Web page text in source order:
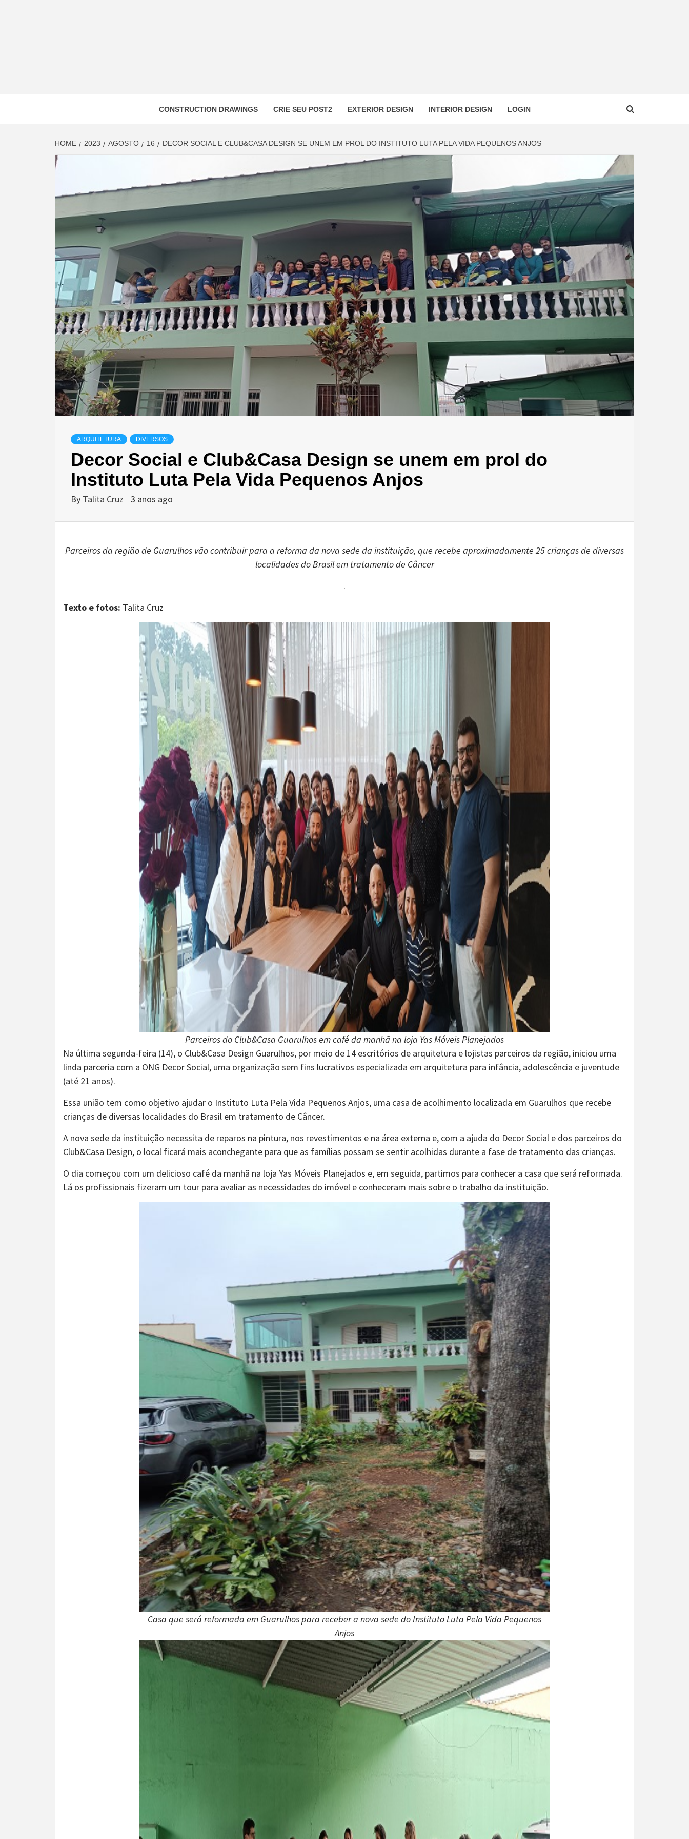
CONSTRUCTION DRAWINGS CRIE SEU POST2 EXTERIOR DESIGN INTERIOR DESIGN LOGIN
HOME 2023 AGOSTO 16 DECOR SOCIAL E CLUB&CASA DESIGN SE UNEM EM PROL DO INSTITUTO LUTA PELA VIDA PEQUENOS ANJOS
ARQUITETURA DIVERSOS
Decor Social e Club&Casa Design se unem em prol do
Instituto Luta Pela Vida Pequenos Anjos
By Talita Cruz 3 anos ago
Parceiros da região de Guarulhos vão contribuir para a reforma da nova sede da instituição, que recebe aproximadamente 25 crianças de diversas
localidades do Brasil em tratamento de Câncer
.
Texto e fotos: Talita Cruz
Parceiros do Club&Casa Guarulhos em café da manhã na loja Yas Móveis Planejados
Na última segunda-feira (14), o Club&Casa Design Guarulhos, por meio de 14 escritórios de arquitetura e lojistas parceiros da região, iniciou uma
linda parceria com a ONG Decor Social, uma organização sem fins lucrativos especializada em arquitetura para infância, adolescência e juventude
(até 21 anos).
Essa união tem como objetivo ajudar o Instituto Luta Pela Vida Pequenos Anjos, uma casa de acolhimento localizada em Guarulhos que recebe
crianças de diversas localidades do Brasil em tratamento de Câncer.
A nova sede da instituição necessita de reparos na pintura, nos revestimentos e na área externa e, com a ajuda do Decor Social e dos parceiros do
Club&Casa Design, o local ficará mais aconchegante para que as famílias possam se sentir acolhidas durante a fase de tratamento das crianças.
O dia começou com um delicioso café da manhã na loja Yas Móveis Planejados e, em seguida, partimos para conhecer a casa que será reformada.
Lá os profissionais fizeram um tour para avaliar as necessidades do imóvel e conheceram mais sobre o trabalho da instituição.
Casa que será reformada em Guarulhos para receber a nova sede do Instituto Luta Pela Vida Pequenos
Anjos